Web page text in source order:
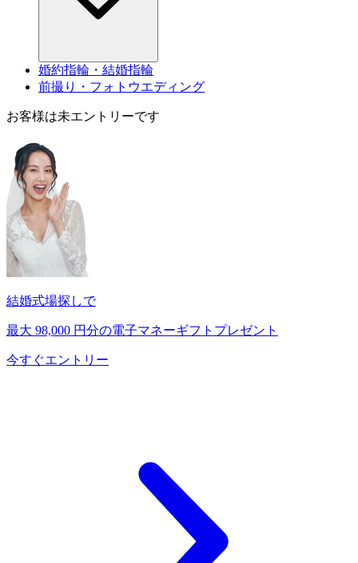
婚約指輪・結婚指輪
前撮り・フォトウエディング
お客様は未エントリーです
結婚式場探しで
最大 98,000 円分の電子マネーギフトプレゼント
今すぐエントリー